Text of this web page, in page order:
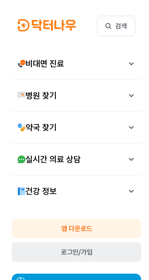
검색
비대면 진료
병원 찾기
약국 찾기
실시간 의료 상담
건강 정보
앱 다운로드
로그인/가입